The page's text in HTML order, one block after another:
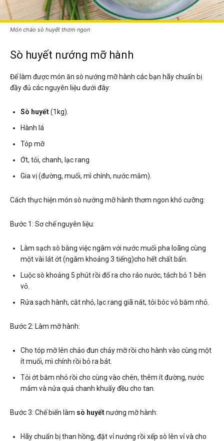
Món cháo sò huyết thơm ngon
Sò huyết nướng mỡ hành
Để làm được món ăn sò nướng mỡ hành các bạn hãy chuẩn bị
đầy đủ các nguyên liệu dưới đây:
Sò huyết(1kg).
Hành lá
Tóp mỡ
Ớt, tỏi, chanh, lạc rang
Gia vị (đường, muối, mì chính, nước mắm).
Cách thực hiện món sò nướng mỡ hành thơm ngon khó cưỡng:
Bước 1: Sơ chế nguyên liệu:
Làm sạch sò bằng việc ngâm với nước muối pha loãng cùng
một vài lát ớt (ngâm khoảng 3 tiếng)cho hết chất bẩn.
Luộc sò khoảng 5 phút rồi đổ ra cho ráo nước, tách bỏ 1 bên
vỏ.
Rửa sạch hành, cắt nhỏ, lạc rang giã nát, tỏi bóc vỏ băm nhỏ.
Bước 2: Làm mỡ hành:
Cho tóp mỡ lên chảo đun chảy mỡ rồi cho hành vào cùng một
ít muối, mì chính rồi bỏ ra bát.
Tỏi ớt băm nhỏ rồi cho cùng vào chén, thêm ít đường, nước
mắm và nửa quả chanh khuấy đều cho tan.
Bước 3: Chế biến làm sò huyếtnướng mỡ hành:
Hãy chuẩn bị than hồng, đặt vỉ nướng rồi xếp sò lên vỉ và cho